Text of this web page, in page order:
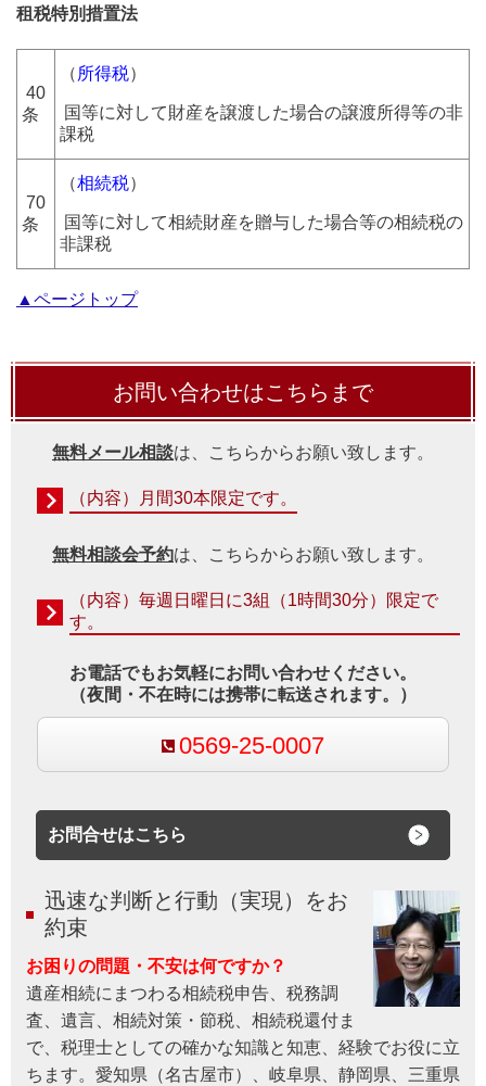
租税特別措置法
40
条
（ 所得税）
国等に対して財産を譲渡した場合の譲渡所得等の非
課税
70
条
（相続税）
国等に対して相続財産を贈与した場合等の相続税の
非課税
▲ページトップ
お問い合わせはこちらまで
無料メール相談は、こちらからお願い致します。
（内容）月間30本限定です。
無料相談会予約は、こちらからお願い致します。
（内容）毎週日曜日に3組（1時間30分）限定で
す。
お電話でもお気軽にお問い合わせください。
（夜間・不在時には携帯に転送されます。）
0569-25-0007
お問合せはこちら
迅速な判断と行動（実現）をお
約束
お困りの問題・不安は何ですか？
遺産相続にまつわる相続税申告、税務調
査、遺言、相続対策・節税、相続税還付ま
で、税理士としての確かな知識と知恵、経験でお役に立
ちます。愛知県（名古屋市）、岐阜県、静岡県、三重県